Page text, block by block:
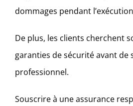
dommages pendant
De plus, les clients cherchent
garanties de sécurité avant de
professionnel.
Souscrire à une assurance